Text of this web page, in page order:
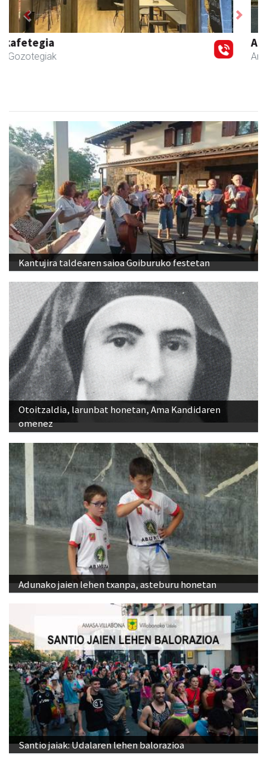
Aita Larramendi Ikastola
Andoain - Hezkuntza
Previous Next
Kantujira taldearen saioa Goiburuko festetan
Otoitzaldia, larunbat honetan, Ama Kandidaren
omenez
Adunako jaien lehen txanpa, asteburu honetan
Santio jaiak: Udalaren lehen balorazioa